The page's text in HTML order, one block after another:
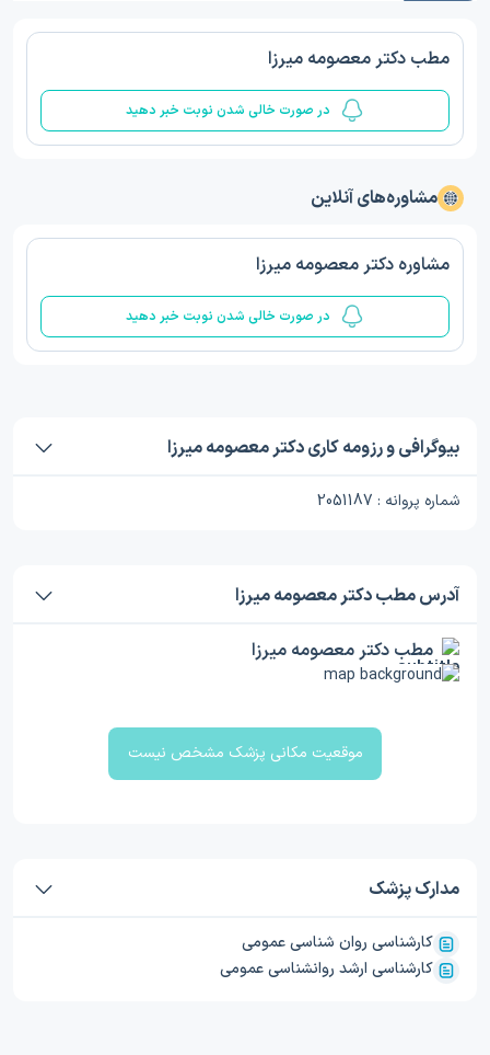
مطب دکتر معصومه میرزا
در صورت خالی شدن نوبت خبر دهید
مشاوره‌های آنلاین
مشاوره دکتر معصومه میرزا
در صورت خالی شدن نوبت خبر دهید
بیوگرافی و رزومه کاری دکتر معصومه میرزا
شماره پروانه : 2051187
آدرس مطب دکتر معصومه میرزا
مطب دکتر معصومه میرزا
موقعیت مکانی پزشک مشخص نیست
مدارک پزشک
کارشناسی روان شناسی عمومی
کارشناسی ارشد روانشناسی عمومی